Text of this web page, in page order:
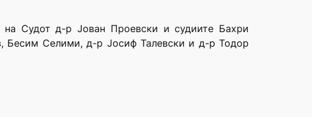
Судот д-р Јован Проевски и судиите Бахри
Бесим Селими, д-р Јосиф Талевски и д-р Тодор